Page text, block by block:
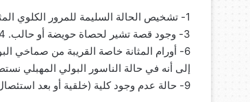
9- حالة عدم وجود كلية (خلقية أو بعد استئصال) أو ضمور كلية.